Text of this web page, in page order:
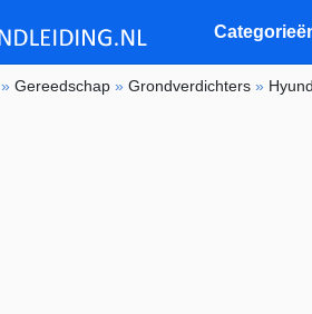
»Gereedschap »Grondverdichters »